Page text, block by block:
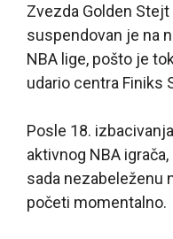
Zvezda Golden
suspendovan je na
NBA lige, pošto je
udario centra Finiks
Posle 18.
aktivnog NBA
sada nezabeleženu
početi momentalno.